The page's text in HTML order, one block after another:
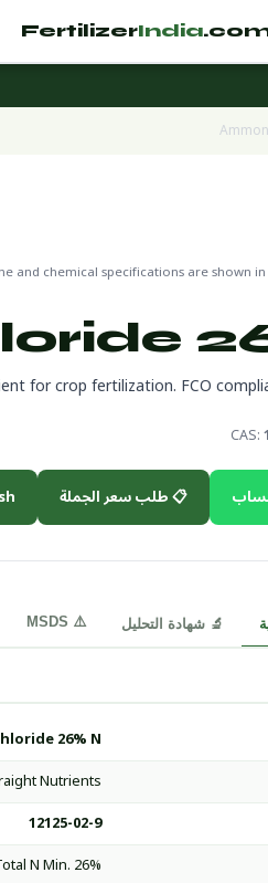
India
and chemical specifications are shown
for crop fertilization. FCO
CAS:
📋 طلب سعر الجملة
🔬 شهادة التحليل ⚠️ MSDS
26% N
Nutrients
12125-02-9
N Min. 26%